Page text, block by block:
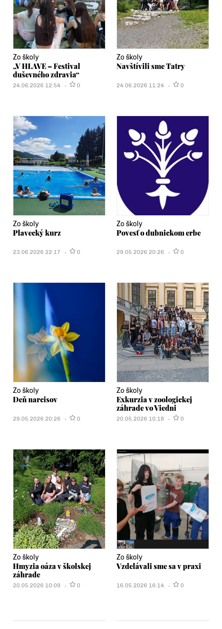
Zo školy
„V HLAVE – Festival
duševného zdravia“
24.06.2026 12:54 0
Zo školy
Navštívili sme Tatry
24.06.2026 11:24 0
Zo školy
Plavecký kurz
23.06.2026 22:17 0
Zo školy
Povesť o dubnickom erbe
29.05.2026 20:26 0
Zo školy
Deň narcisov
29.05.2026 20:26 0
Zo školy
Exkurzia v zoologickej
záhrade vo Viedni
20.05.2026 10:18 0
Zo školy
Hmyzia oáza v školskej
záhrade
20.05.2026 10:09 0
Zo školy
Vzdelávali sme sa v praxi
16.05.2026 16:14 0